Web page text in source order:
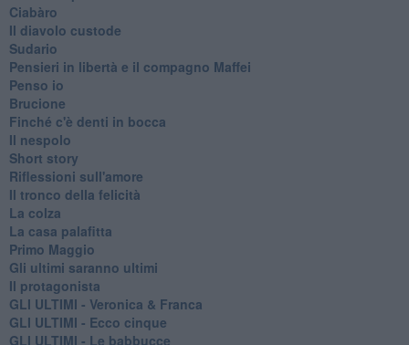
Ciabàro
Il diavolo custode
Sudario
Pensieri in libertà e il compagno Maffei
Penso io
Brucione
Finché c'è denti in bocca
Il nespolo
Short story
Riflessioni sull'amore
Il tronco della felicità
La colza
La casa palafitta
Primo Maggio
Gli ultimi saranno ultimi
Il protagonista
GLI ULTIMI - Veronica & Franca
GLI ULTIMI - Ecco cinque
GLI ULTIMI - Le babbucce